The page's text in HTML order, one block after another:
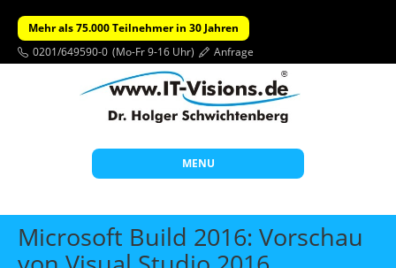
Mehr als 75.000 Teilnehmer in 30 Jahren
0201/649590-0 (Mo-Fr 9-16 Uhr) Anfrage
MENU
Start
Themen
Microsoft Build 2016: Vorschau